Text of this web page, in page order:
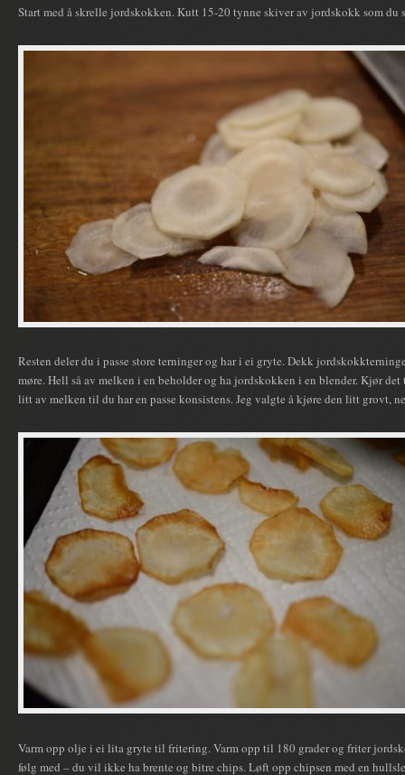
Start med å skrelle jordskokken. Kutt 15-20 tynne skiver av jordskokk som du
Resten deler du i passe store terninger og har i ei gryte. Dekk
møre. Hell så av melken i en beholder og ha jordskokken i en blender. Kjør det
litt av melken til du har en passe konsistens. Jeg valgte å kjøre den litt grovt,
Varm opp olje i ei lita gryte til fritering. Varm opp til 180 grader og friter
følg med – du vil ikke ha brente og bitre chips. Løft opp chipsen med en